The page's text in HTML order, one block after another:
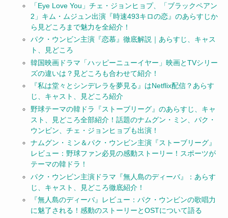
「Eye Love You」チェ・ジョンヒョプ、「ブラックペアン
2」キム・ムジュン出演『時速493キロの恋』のあらすじか
ら見どころまで魅力を全紹介！
パク・ウンビン主演『恋慕』徹底解説｜あらすじ、キャス
ト、見どころ
韓国映画ドラマ「ハッピーニューイヤー」映画とTVシリー
ズの違いは？見どころも合わせて紹介！
『私は堂々とシンデレラを夢見る』はNetflix配信？あらす
じ、キャスト、見どころ紹介
野球テーマの韓ドラ『ストーブリーグ』のあらすじ、キャ
スト、見どころ全部紹介！話題のナムグン・ミン、パク・
ウンビン、チェ・ジョンヒョプも出演！
ナムグン・ミン＆パク・ウンビン主演『ストーブリーグ』
レビュー：野球ファン必見の感動ストーリー！スポーツが
テーマの韓ドラ！
パク・ウンビン主演ドラマ『無人島のディーバ』：あらす
じ、キャスト、見どころ徹底紹介！
『無人島のディーバ』レビュー：パク・ウンビンの歌唱力
に魅了される！感動のストーリーとOSTについて語る